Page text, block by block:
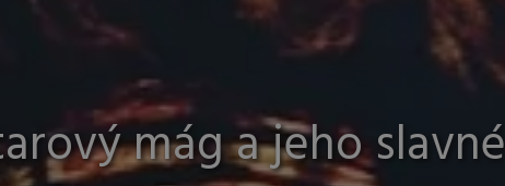
mág a jeho slavné